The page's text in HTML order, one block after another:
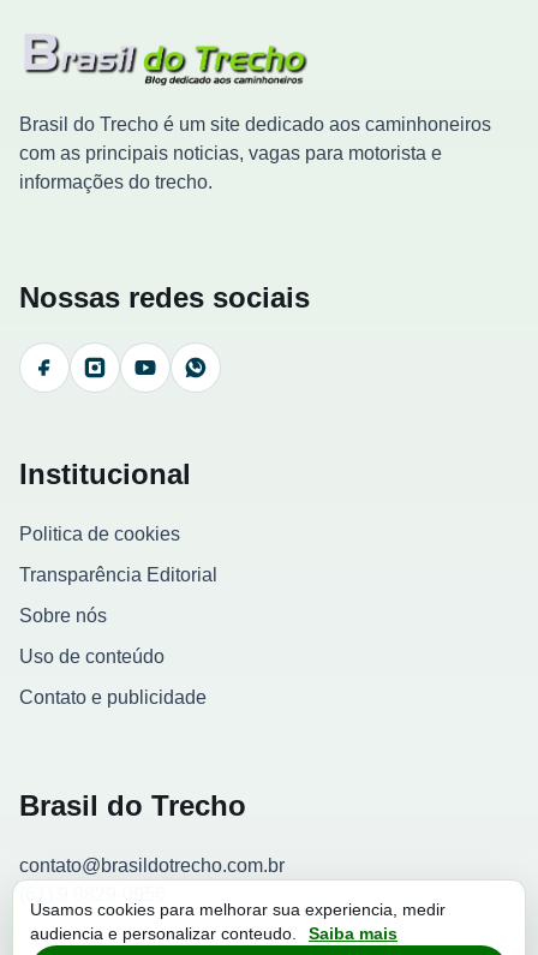
Brasil do Trecho é um site dedicado aos caminhoneiros
com as principais noticias, vagas para motorista e
informações do trecho.
Nossas redes sociais
FacebookInstagramYouTubeWhatsApp
Institucional
Politica de cookies
Transparência Editorial
Sobre nós
Uso de conteúdo
Contato e publicidade
Brasil do Trecho
contato@brasildotrecho.com.br
Contador de visitantes
Usamos cookies para melhorar sua experiencia, medir
audiencia e personalizar conteudo.
Saiba mais